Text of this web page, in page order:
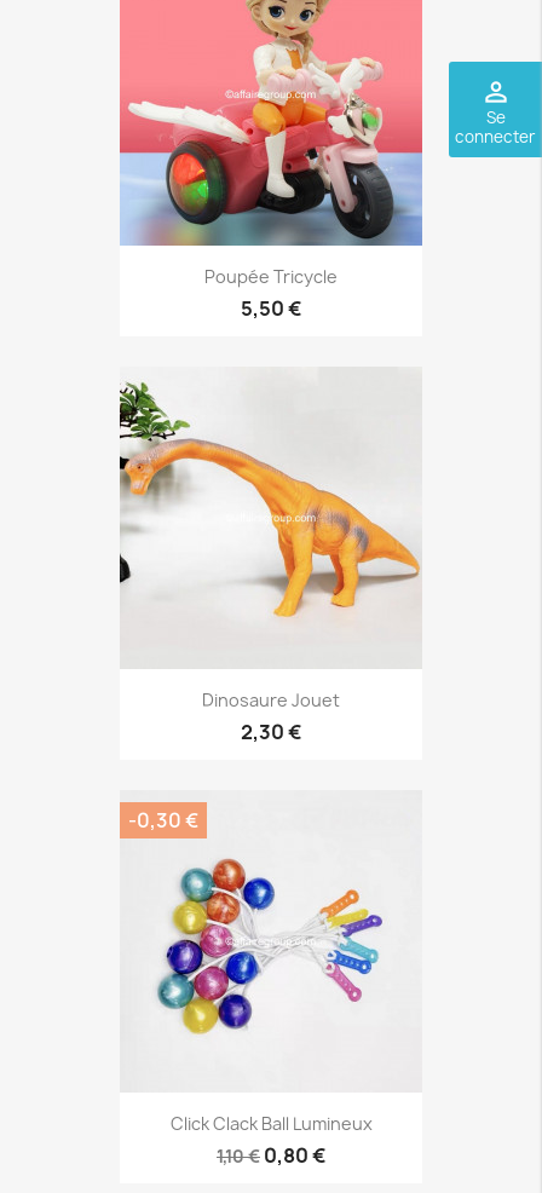
perm_identity
Se
connecter
Poupée Tricycle
5,50 €
Dinosaure Jouet
2,30 €
Click Clack Ball Lumineux
1,10 € 0,80 €
-0,30 €